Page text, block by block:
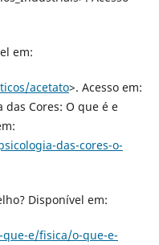
em:
acetato>. Acesso em:
das Cores: O que é e
das-cores-o-
Disponível em:
e/fisica/o-que-e-